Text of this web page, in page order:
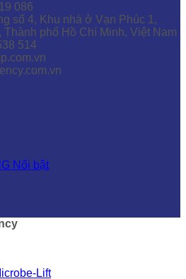
086
số 4, Khu nhà ở Vạn Phúc 1,
phố Hồ Chí Minh, Việt Nam
514
Lift